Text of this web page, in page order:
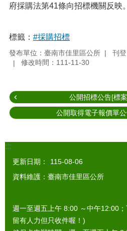
府採購法第41條向招標機關反映。
標籤： #採購招標
發布單位：臺南市佳里區公所
刊
修改時間：111-11-30
公開招標公告[標
公開取得電子報價單
:::
更新日期：
115-08-06
資料維護：臺南市佳里區公所
週一至週五上午 8:00 ～中午12:00
留有人力但只收件喔！)